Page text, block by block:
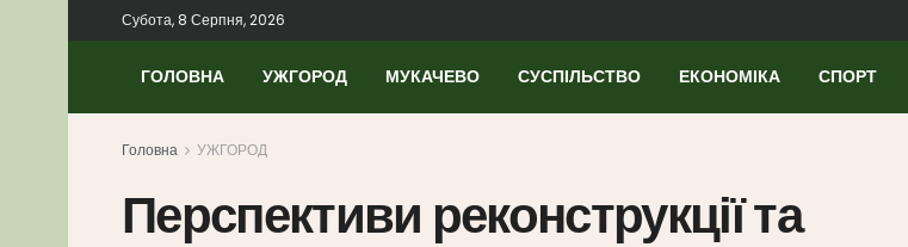
Субота, 8 Серпня, 2026
ГОЛОВНА УЖГОРОД МУКАЧЕВО СУСПІЛЬСТВО ЕКОНОМІКА СПОРТ
Головна УЖГОРОД
Перспективи реконструкції та